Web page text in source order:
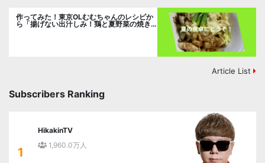
作ってみた！東京OLむむちゃんのレシピか
ら「揚げない出汁しみ！鶏と夏野菜の焼き
浸し」に挑戦。
Article List
Subscribers Ranking
1
HikakinTV
1,960.0万人